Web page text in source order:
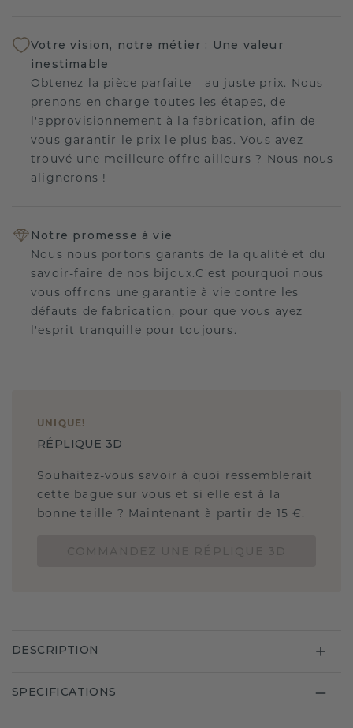
Votre vision, notre métier : Une valeur
inestimable
Obtenez la pièce parfaite - au juste prix. Nous
prenons en charge toutes les étapes, de
l'approvisionnement à la fabrication, afin de
vous garantir le prix le plus bas. Vous avez
trouvé une meilleure offre ailleurs ? Nous nous
alignerons !
Notre promesse à vie
Nous nous portons garants de la qualité et du
savoir-faire de nos bijoux.C'est pourquoi nous
vous offrons une garantie à vie contre les
défauts de fabrication, pour que vous ayez
l'esprit tranquille pour toujours.
UNIQUE !
RÉPLIQUE 3D
Souhaitez-vous savoir à quoi ressemblerait
cette bague sur vous et si elle est à la
bonne taille ? Maintenant à partir de 15 €.
DESCRIPTION
SPECIFICATIONS